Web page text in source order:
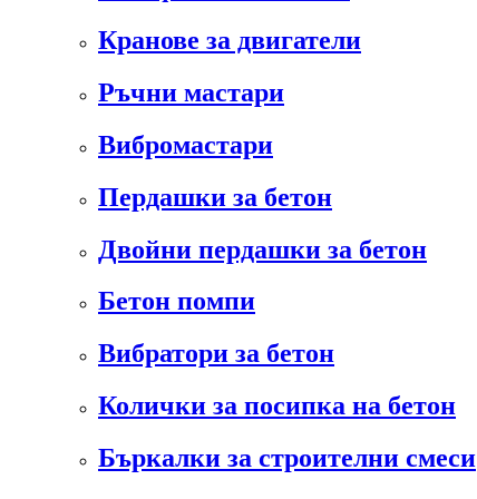
Кранове за двигатели
Ръчни мастари
Вибромастари
Пердашки за бетон
Двойни пердашки за бетон
Бетон помпи
Вибратори за бетон
Колички за посипка на бетон
Бъркалки за строителни смеси